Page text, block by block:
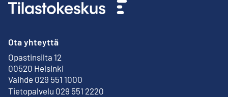
Ota yhteyttä
Opastinsilta 12
00520 Helsinki
Ulkoinen linkki
Vaihde 029 551 1000
Tietopalvelu 029 551 2220